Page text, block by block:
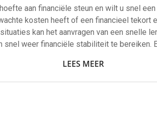
aan financiële steun en wilt u snel
kosten heeft of een financieel tekort
kan het aanvragen van een snelle
snel weer financiële stabiliteit te bereiken.
LEES MEER